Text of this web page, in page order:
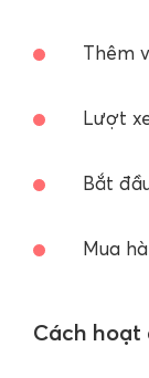
Thêm
Lượt
Bắt
Mua
Cách hoạt